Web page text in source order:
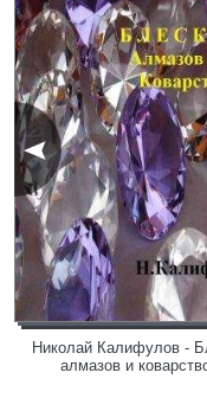
Николай Калифулов -
алмазов и